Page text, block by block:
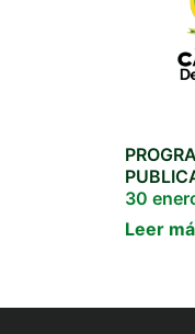
30
Leer